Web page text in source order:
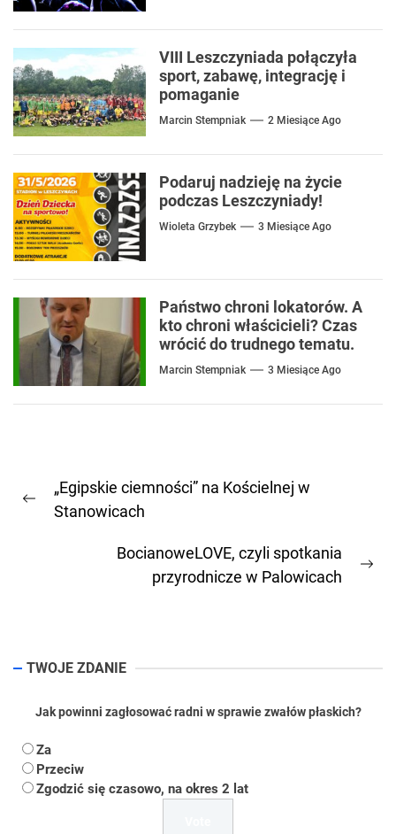
VIII Leszczyniada połączyła
sport, zabawę, integrację i
pomaganie
Marcin Stempniak 2 Miesiące Ago
Podaruj nadzieję na życie
podczas Leszczyniady!
Wioleta Grzybek 3 Miesiące Ago
Państwo chroni lokatorów. A
kto chroni właścicieli? Czas
wrócić do trudnego tematu.
Marcin Stempniak 3 Miesiące Ago
wpisu
Previous
„Egipskie ciemności” na Kościelnej w
Stanowicach
BocianoweLOVE, czyli spotkania
przyrodnicze w Palowicach
TWOJE ZDANIE
Jak powinni zagłosować radni w sprawie zwałów płaskich?
Za
Przeciw
Zgodzić się czasowo, na okres 2 lat